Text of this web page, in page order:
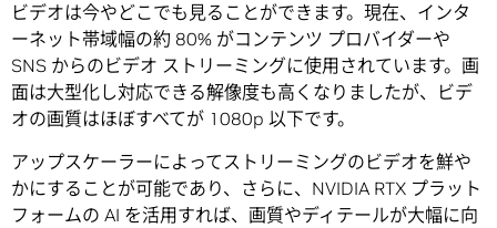
ビデオは今やどこでも見ることができます。現在、インタ
ーネット帯域幅の約 80% がコンテンツ プロバイダーや
SNS からのビデオ ストリーミングに使用されています。画
面は大型化し対応できる解像度も高くなりましたが、ビデ
オの画質はほぼすべてが 1080p 以下です。
アップスケーラーによってストリーミングのビデオを鮮や
かにすることが可能であり、さらに、NVIDIA RTX プラット
フォームの AI を活用すれば、画質やディテールが大幅に向